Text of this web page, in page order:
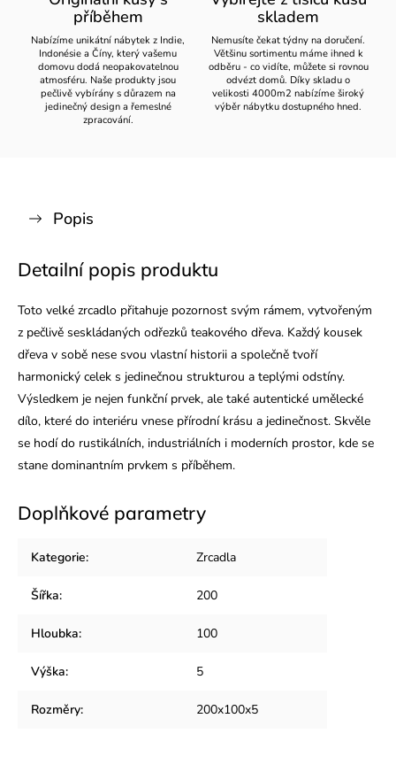
příběhem
Nabízíme unikátní nábytek z Indie,
Indonésie a Číny, který vašemu
domovu dodá neopakovatelnou
atmosféru. Naše produkty jsou
pečlivě vybírány s důrazem na
jedinečný design a řemeslné
zpracování.
skladem
Nemusíte čekat týdny na doručení.
Většinu sortimentu máme ihned k
odběru - co vidíte, můžete si rovnou
odvézt domů. Díky skladu o
velikosti 4000m2 nabízíme široký
výběr nábytku dostupného hned.
Popis
Detailní popis produktu
Toto velké zrcadlo přitahuje pozornost svým rámem, vytvořeným
z pečlivě seskládaných odřezků teakového dřeva. Každý kousek
dřeva v sobě nese svou vlastní historii a společně tvoří
harmonický celek s jedinečnou strukturou a teplými odstíny.
Výsledkem je nejen funkční prvek, ale také autentické umělecké
dílo, které do interiéru vnese přírodní krásu a jedinečnost. Skvěle
se hodí do rustikálních, industriálních i moderních prostor, kde se
stane dominantním prvkem s příběhem.
Doplňkové parametry
Kategorie: Zrcadla
Šířka: 200
Hloubka: 100
Výška: 5
Rozměry: 200x100x5